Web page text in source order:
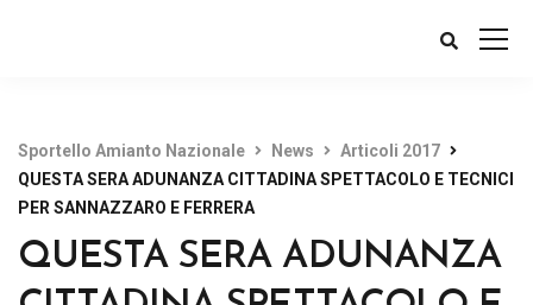
Sportello Amianto Nazionale News
Articoli 2017
QUESTA SERA ADUNANZA CITTADINA SPETTACOLO E TECNICI
PER SANNAZZARO E FERRERA
QUESTA SERA ADUNANZA